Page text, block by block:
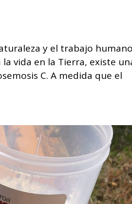
y el trabajo
vida en la Tierra, existe
C. A medida que el